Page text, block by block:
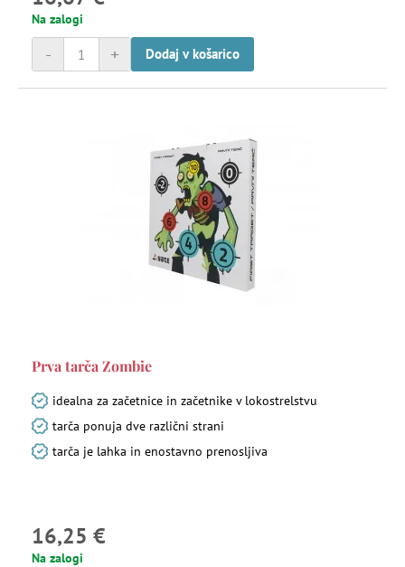
Na zalogi
+
- Dodaj v košarico
Prva tarča Zombie
idealna za začetnice in začetnike v lokostrelstvu
tarča ponuja dve različni strani
tarča je lahka in enostavno prenosljiva
16,25 €
Na zalogi